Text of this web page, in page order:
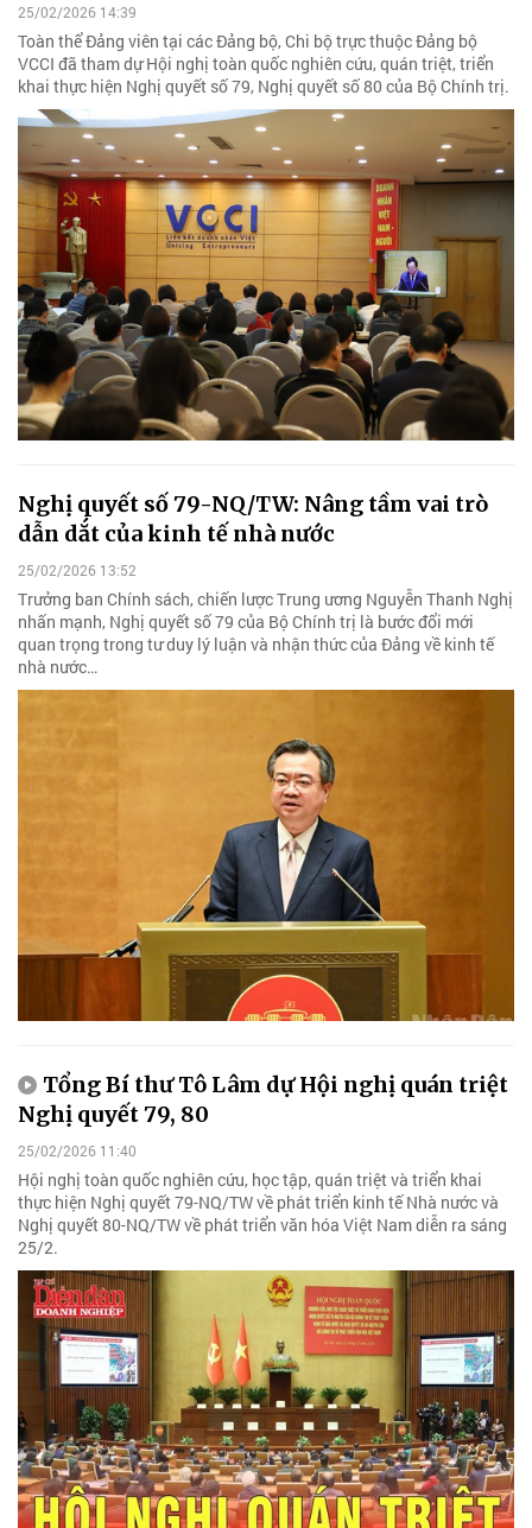
25/02/2026 14:39
Toàn thể Đảng viên tại các Đảng bộ, Chi bộ trực thuộc Đảng bộ
VCCI đã tham dự Hội nghị toàn quốc nghiên cứu, quán triệt, triển
khai thực hiện Nghị quyết số 79, Nghị quyết số 80 của Bộ Chính trị.
Nghị quyết số 79-NQ/TW: Nâng tầm vai trò
dẫn dắt của kinh tế nhà nước
25/02/2026 13:52
Trưởng ban Chính sách, chiến lược Trung ương Nguyễn Thanh Nghị
nhấn mạnh, Nghị quyết số 79 của Bộ Chính trị là bước đổi mới
quan trọng trong tư duy lý luận và nhận thức của Đảng về kinh tế
nhà nước…
Tổng Bí thư Tô Lâm dự Hội nghị quán triệt
Nghị quyết 79, 80
25/02/2026 11:40
Hội nghị toàn quốc nghiên cứu, học tập, quán triệt và triển khai
thực hiện Nghị quyết 79-NQ/TW về phát triển kinh tế Nhà nước và
Nghị quyết 80-NQ/TW về phát triển văn hóa Việt Nam diễn ra sáng
25/2.